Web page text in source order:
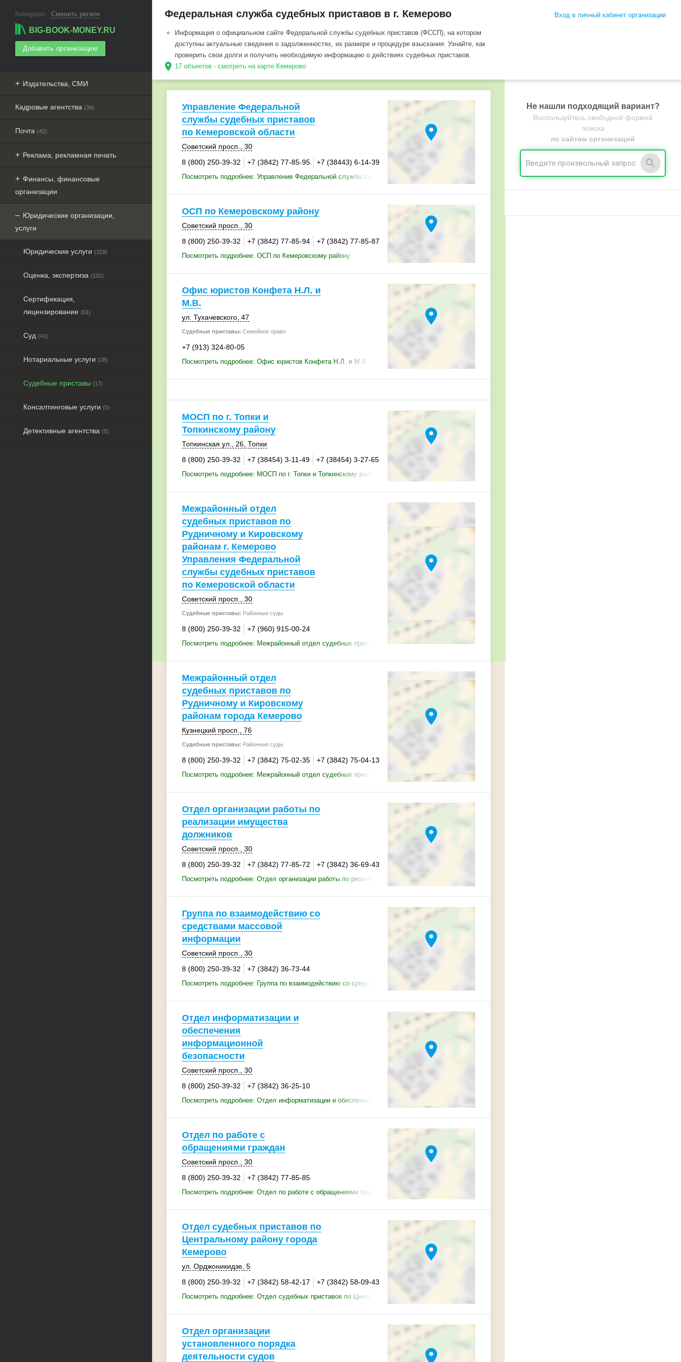
Кемерово Сменить регион
BIG-BOOK-MONEY.RU
Добавить организацию
Издательства, СМИ
Кадровые агентства (34)
Почта (42)
Реклама, рекламная печать
Финансы, финансовые
организации
Юридические организации,
услуги
Юридические услуги (318)
Оценка, экспертиза (102)
Сертификация,
лицензирование (61)
Суд (41)
Нотариальные услуги (28)
Судебные приставы (17)
Консалтинговые услуги (5)
Детективные агентства (5)
Федеральная служба судебных приставов в г. Кемерово
Информация о официальном сайте Федеральной службы судебных приставов (ФССП), на котором
доступны актуальные сведения о задолженностях, их размере и процедуре взыскания. Узнайте, как
проверить свои долги и получить необходимую информацию о действиях судебных приставов.
location_on 17 объектов - смотреть на карте Кемерово
Вход в личный кабинет организации
Управление Федеральной
службы судебных приставов
по Кемеровской области
Советский просп., 30
8 (800) 250-39-32
+7 (3842) 77-85-95 +7 (38443) 6-14-39
Посмотреть подробнее: Управление Федеральной службы судебных приставов по Кемеровской области
location_on
ОСП по Кемеровскому району
Советский просп., 30
8 (800) 250-39-32
+7 (3842) 77-85-94 +7 (3842) 77-85-87
Посмотреть подробнее: ОСП по Кемеровскому району
location_on
Офис юристов Конфета Н.Л. и
М.В.
ул. Тухачевского, 47
Судебные приставы: Семейное право
+7 (913) 324-80-05
Посмотреть подробнее: Офис юристов Конфета Н.Л. и М.В.
location_on
МОСП по г. Топки и
Топкинскому району
Топкинская ул., 26, Топки
8 (800) 250-39-32
+7 (38454) 3-11-49 +7 (38454) 3-27-65
Посмотреть подробнее: МОСП по г. Топки и Топкинскому району
location_on
Межрайонный отдел
судебных приставов по
Рудничному и Кировскому
районам г. Кемерово
Управления Федеральной
службы судебных приставов
по Кемеровской области
Советский просп., 30
Судебные приставы: Районные суды
8 (800) 250-39-32 +7 (960) 915-00-24
Посмотреть подробнее: Межрайонный отдел судебных приставов по Рудничному и Кировскому районам г. Кемерово Управления Федеральной службы
location_on
Межрайонный отдел
судебных приставов по
Рудничному и Кировскому
районам города Кемерово
Кузнецкий просп., 76
Судебные приставы: Районные суды
8 (800) 250-39-32 +7 (3842) 75-02-35 +7 (3842) 75-04-13
Посмотреть подробнее: Межрайонный отдел судебных приставов по Рудничному и Кировскому районам города Кемерово
location_on
Отдел организации работы по
реализации имущества
должников
Советский просп., 30
8 (800) 250-39-32
+7 (3842) 77-85-72 +7 (3842) 36-69-43
Посмотреть подробнее: Отдел организации работы по реализации имущества должников
location_on
Группа по взаимодействию со
средствами массовой
информации
Советский просп., 30
8 (800) 250-39-32
+7 (3842) 36-73-44
Посмотреть подробнее: Группа по взаимодействию со средствами массовой информации
location_on
Отдел информатизации и
обеспечения
информационной
безопасности
Советский просп., 30
8 (800) 250-39-32
+7 (3842) 36-25-10
Посмотреть подробнее: Отдел информатизации и обеспечения информационной безопасности
location_on
Отдел по работе с
обращениями граждан
Советский просп., 30
8 (800) 250-39-32
+7 (3842) 77-85-85
Посмотреть подробнее: Отдел по работе с обращениями граждан
location_on
Отдел судебных приставов по
Центральному району города
Кемерово
ул. Орджоникидзе, 5
8 (800) 250-39-32
+7 (3842) 58-42-17 +7 (3842) 58-09-43
Посмотреть подробнее: Отдел судебных приставов по Центральному району города Кемерово
location_on
Отдел организации
установленного порядка
деятельности судов
location_on
Не нашли подходящий вариант?
Воспользуйтесь свободной формой
поиска
по сайтам организаций